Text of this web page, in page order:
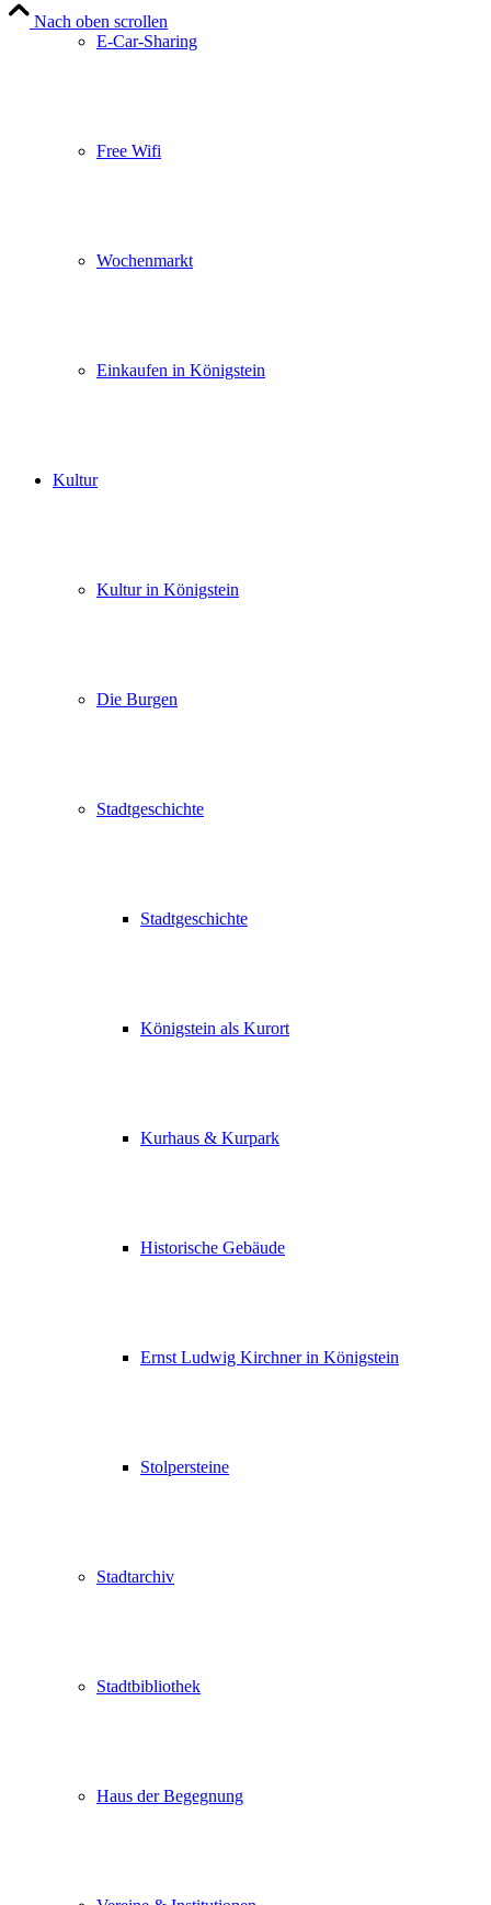
E-Car-Sharing
Free Wifi
Wochenmarkt
Einkaufen in Königstein
Kultur
Kultur in Königstein
Die Burgen
Stadtgeschichte
Stadtgeschichte
Königstein als Kurort
Kurhaus & Kurpark
Historische Gebäude
Ernst Ludwig Kirchner in Königstein
Stolpersteine
Stadtarchiv
Stadtbibliothek
Haus der Begegnung
Nach oben scrollen